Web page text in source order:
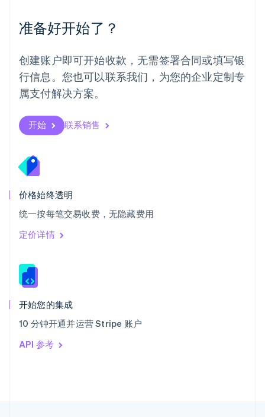
准备好开始了？
创建账户即可开始收款，无需签署合同或填写银
行信息。您也可以联系我们，为您的企业定制专
属支付解决方案。
开始 联系销售
价格始终透明
统一按每笔交易收费，无隐藏费用
定价详情
开始您的集成
10 分钟开通并运营 Stripe 账户
API 参考
日本
日本語English
SvenskaEnglish
瑞士
DeutschFrançais ItalianoEnglish
塞浦路斯
斯洛伐克
English
English
泰国
ไทย
希腊
English
西班牙
Español
新加坡
新西兰
匈牙利
English
ItalianoEnglish
印度
English